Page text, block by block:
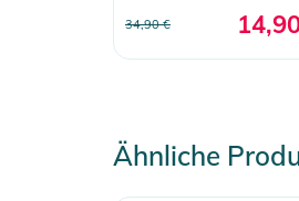
34,90 €
Ähnliche